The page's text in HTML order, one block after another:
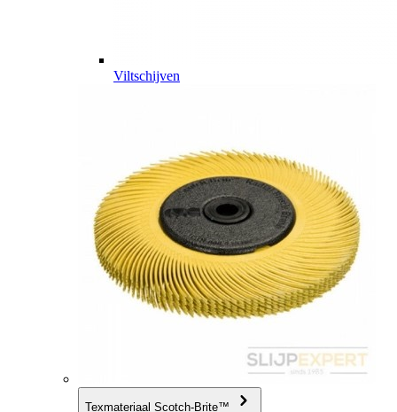
Viltschijven
Texmateriaal Scotch-Brite™